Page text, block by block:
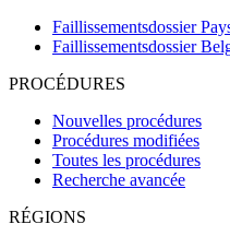
Faillissementsdossier
Faillissementsdossier
PROCÉDURES
Nouvelles procédures
Procédures modifiées
Toutes les procédures
Recherche avancée
RÉGIONS